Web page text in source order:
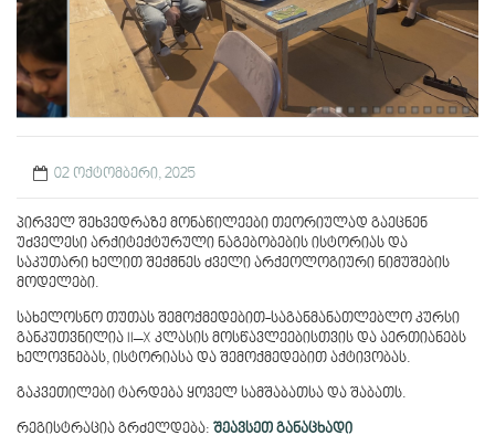
02 ოქტომბერი, 2025
პირველ შეხვედრაზე მონაწილეები თეორიულად გაეცნენ
უძველესი არქიტექტურული ნაგებობების ისტორიას და
საკუთარი ხელით შექმნეს ძველი არქეოლოგიური ნიმუშების
მოდელები.
სახელოსნო თუთას შემოქმედებით-საგანმანათლებლო კურსი
განკუთვნილია II–X კლასის მოსწავლეებისთვის და აერთიანებს
ხელოვნებას, ისტორიასა და შემოქმედებით აქტივობას.
გაკვეთილები ტარდება ყოველ სამშაბათსა და შაბათს.
რეგისტრაცია გრძელდება: შეავსეთ განაცხადი